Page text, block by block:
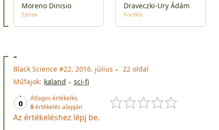
Moreno Dinisio
Színek
Draveczki-Ury Ádám
Fordító
-
Black Science #22, 2016. július
22 oldal
Műfajok: kaland sci-fi
0
Átlagos értékelés
0értékelés alapján
Az értékeléshez lépj be.